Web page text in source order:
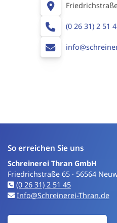
(0 26 31) 2 51
So erreichen Sie uns
Schreinerei Thran GmbH
Friedrichstraße 65 · 56564
(0 26 31) 2 51 45
Info@Schreinerei-Thran.de